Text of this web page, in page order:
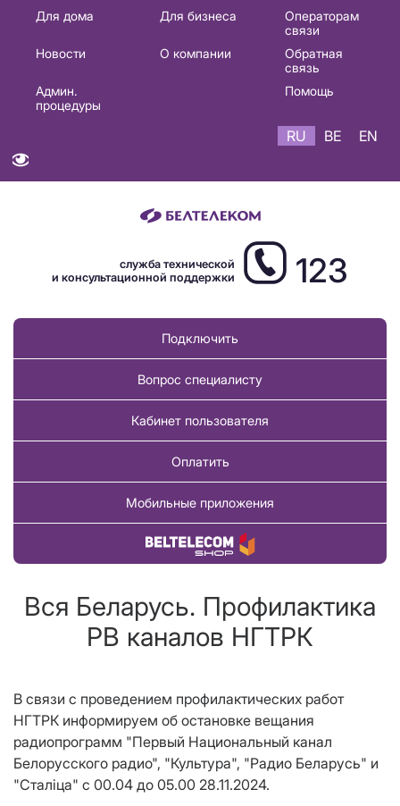
Основная
навигация
Для дома Для бизнеса
Операторам
связи
Новости
О компании
Обратная
связь
Админ.
процедуры
Помощь
RU BE EN
служба технической
и консультационной поддержки
123
Подключить
Вопрос специалисту
Кабинет пользователя
Оплатить
Мобильные приложения
Купить товар
Вся Беларусь. Профилактика
РВ каналов НГТРК
В связи с проведением профилактических работ
НГТРК информируем об остановке вещания
радиопрограмм "Первый Национальный канал
Белорусского радио", "Культура", "Радио Беларусь" и
"Сталіца" с 00.04 до 05.00 28.11.2024.